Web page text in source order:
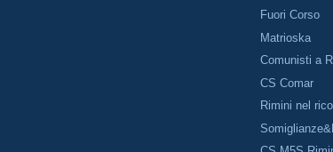
Fuori Corso
Matrioska
Comunisti a
CS Comar
Rimini nel